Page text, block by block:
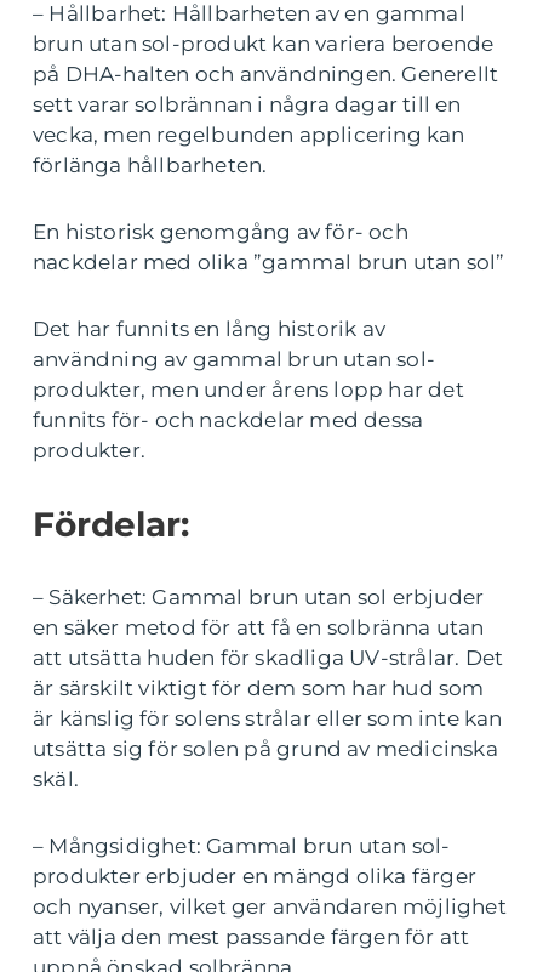
– Hållbarhet: Hållbarheten av en gammal
brun utan sol-produkt kan variera beroende
på DHA-halten och användningen. Generellt
sett varar solbrännan i några dagar till en
vecka, men regelbunden applicering kan
förlänga hållbarheten.
En historisk genomgång av för- och
nackdelar med olika ”gammal brun utan sol”
Det har funnits en lång historik av
användning av gammal brun utan sol-
produkter, men under årens lopp har det
funnits för- och nackdelar med dessa
produkter.
Fördelar:
– Säkerhet: Gammal brun utan sol erbjuder
en säker metod för att få en solbränna utan
att utsätta huden för skadliga UV-strålar. Det
är särskilt viktigt för dem som har hud som
är känslig för solens strålar eller som inte kan
utsätta sig för solen på grund av medicinska
skäl.
– Mångsidighet: Gammal brun utan sol-
produkter erbjuder en mängd olika färger
och nyanser, vilket ger användaren möjlighet
att välja den mest passande färgen för att
uppnå önskad solbränna.